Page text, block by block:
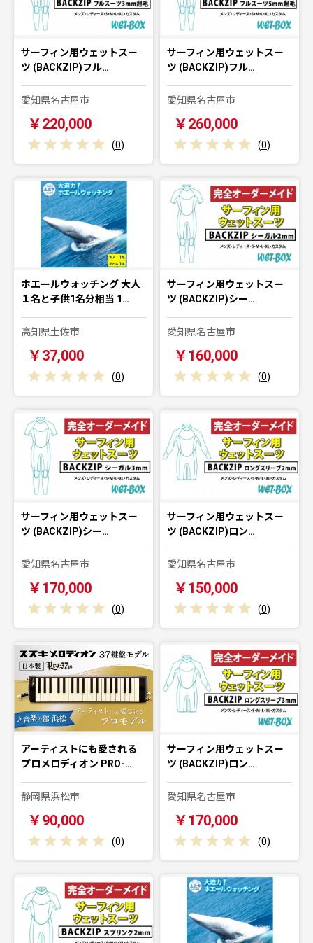
サーフィン用ウェットスー
ツ (BACKZIP)フル…
愛知県名古屋市
￥220,000
(0)
サーフィン用ウェットスー
ツ (BACKZIP)フル…
愛知県名古屋市
￥260,000
(0)
ホエールウォッチング 大人
１名と子供1名分相当 1…
高知県土佐市
￥37,000
(0)
サーフィン用ウェットスー
ツ (BACKZIP)シー…
愛知県名古屋市
￥160,000
(0)
サーフィン用ウェットスー
ツ (BACKZIP)シー…
愛知県名古屋市
￥170,000
(0)
サーフィン用ウェットスー
ツ (BACKZIP)ロン…
愛知県名古屋市
￥150,000
(0)
アーティストにも愛される
プロメロディオン PRO-…
静岡県浜松市
￥90,000
(0)
サーフィン用ウェットスー
ツ (BACKZIP)ロン…
愛知県名古屋市
￥170,000
(0)